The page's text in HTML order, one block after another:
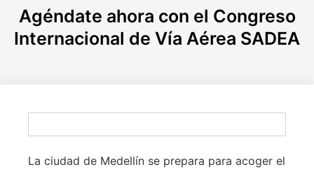
Agéndate ahora con el Congreso
Internacional de Vía Aérea SADEA
La ciudad de Medellín se prepara para acoger el